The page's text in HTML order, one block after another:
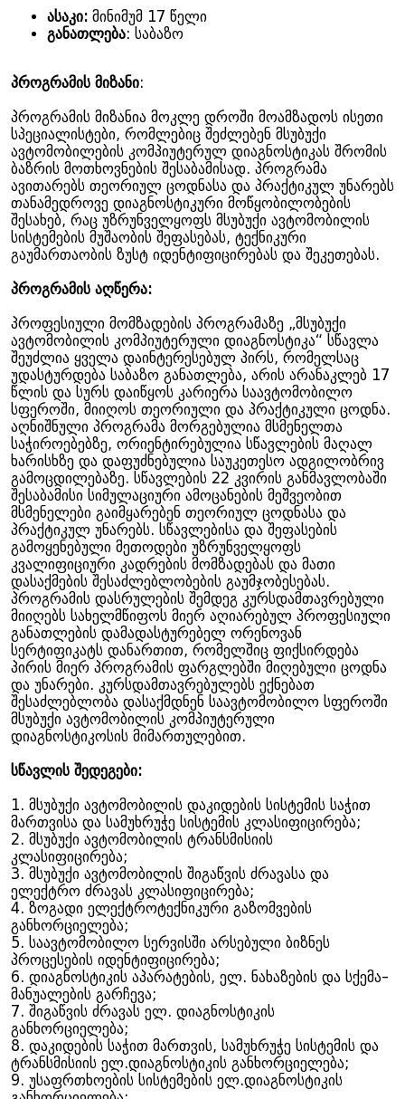
ასაკი: მინიმუმ 17 წელი
განათლება: საბაზო
პროგრამის მიზანი:
პროგრამის მიზანია მოკლე დროში მოამზადოს ისეთი
სპეციალისტები, რომლებიც შეძლებენ მსუბუქი
ავტომობილების კომპიუტერულ დიაგნოსტიკას შრომის
ბაზრის მოთხოვნების შესაბამისად. პროგრამა
ავითარებს თეორიულ ცოდნასა და პრაქტიკულ უნარებს
თანამედროვე დიაგნოსტიკური მოწყობილობების
შესახებ, რაც უზრუნველყოფს მსუბუქი ავტომობილის
სისტემების მუშაობის შეფასებას, ტექნიკური
გაუმართაობის ზუსტ იდენტიფიცირებას და შეკეთებას.
პროგრამის აღწერა:
პროფესიული მომზადების პროგრამაზე „მსუბუქი
ავტომობილის კომპიუტერული დიაგნოსტიკა“ სწავლა
შეუძლია ყველა დაინტერესებულ პირს, რომელსაც
უდასტურდება საბაზო განათლება, არის არანაკლებ 17
წლის და სურს დაიწყოს კარიერა საავტომობილო
სფეროში, მიიღოს თეორიული და პრაქტიკული ცოდნა.
აღნიშნული პროგრამა მორგებულია მსმენელთა
საჭიროებებზე, ორიენტირებულია სწავლების მაღალ
ხარისხზე და დაფუძნებულია საუკეთესო ადგილობრივ
გამოცდილებაზე. სწავლების 22 კვირის განმავლობაში
შესაბამისი სიმულაციური ამოცანების მეშვეობით
მსმენელები გაიმყარებენ თეორიულ ცოდნასა და
პრაქტიკულ უნარებს. სწავლებისა და შეფასების
გამოყენებული მეთოდები უზრუნველყოფს
კვალიფიციური კადრების მომზადებას და მათი
დასაქმების შესაძლებლობების გაუმჯობესებას.
პროგრამის დასრულების შემდეგ კურსდამთავრებული
მიიღებს სახელმწიფოს მიერ აღიარებულ პროფესიული
განათლების დამადასტურებელ ორენოვან
სერტიფიკატს დანართით, რომელშიც ფიქსირდება
პირის მიერ პროგრამის ფარგლებში მიღებული ცოდნა
და უნარები. კურსდამთავრებულებს ექნებათ
შესაძლებლობა დასაქმდნენ საავტომობილო სფეროში
მსუბუქი ავტომობილის კომპიუტერული
დიაგნოსტიკოსის მიმართულებით.
სწავლის შედეგები:
1. მსუბუქი ავტომობილის დაკიდების სისტემის საჭით
მართვისა და სამუხრუჭე სისტემის კლასიფიცირება;
2. მსუბუქი ავტომობილის ტრანსმისიის
კლასიფიცირება;
3. მსუბუქი ავტომობილის შიგაწვის ძრავასა და
ელექტრო ძრავას კლასიფიცირება;
4. ზოგადი ელექტროტექნიკური გაზომვების
განხორციელება;
5. საავტომობილო სერვისში არსებული ბიზნეს
პროცესების იდენტიფიცირება;
6. დიაგნოსტიკის აპარატების, ელ. ნახაზების და სქემა-
მანუალების გარჩევა;
7. შიგაწვის ძრავას ელ. დიაგნოსტიკის
განხორციელება;
8. დაკიდების საჭით მართვის, სამუხრუჭე სისტემის და
ტრანსმისიის ელ.დიაგნოსტიკის განხორციელება;
9. უსაფრთხოების სისტემების ელ.დიაგნოსტიკის